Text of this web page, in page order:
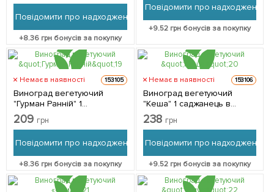
Повідомити про надходження
+8.36 грн бонусів за покупку
Повідомити про надходження
+9.52 грн бонусів за покупку
Немає в наявності 153105
Виноград вегетуючий
"Гурман Ранній" 1
саджанець в упаковці
209 грн
Повідомити про надходження
+8.36 грн бонусів за покупку
Немає в наявності 153106
Виноград вегетуючий
"Кеша" 1 саджанець в
упаковці
238 грн
Повідомити про надходження
+9.52 грн бонусів за покупку